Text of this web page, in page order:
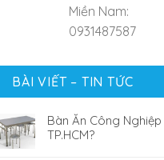
Miền Nam:
0931487587
BÀI VIẾT – TIN TỨC
Bàn Ăn Công
TP.HCM?